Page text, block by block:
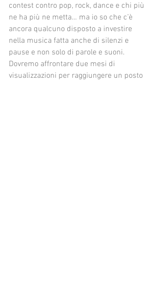
contest contro pop, rock, dance e chi più
ne ha più ne metta… ma io so che c’è
ancora qualcuno disposto a investire
nella musica fatta anche di silenzi e
pause e non solo di parole e suoni.
Dovremo affrontare due mesi di
visualizzazioni per raggiungere un posto